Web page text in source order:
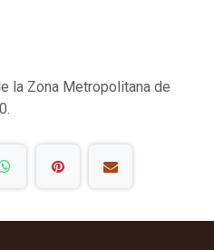
la Zona Metropolitana de